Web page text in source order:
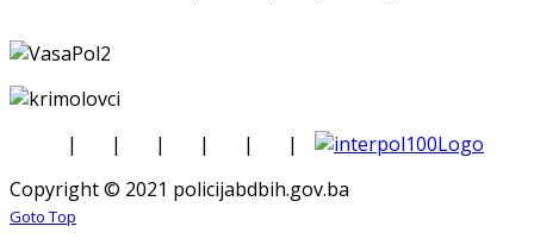
| | | | |
|
Copyright © 2021 policijabdbih.gov.ba
Goto Top